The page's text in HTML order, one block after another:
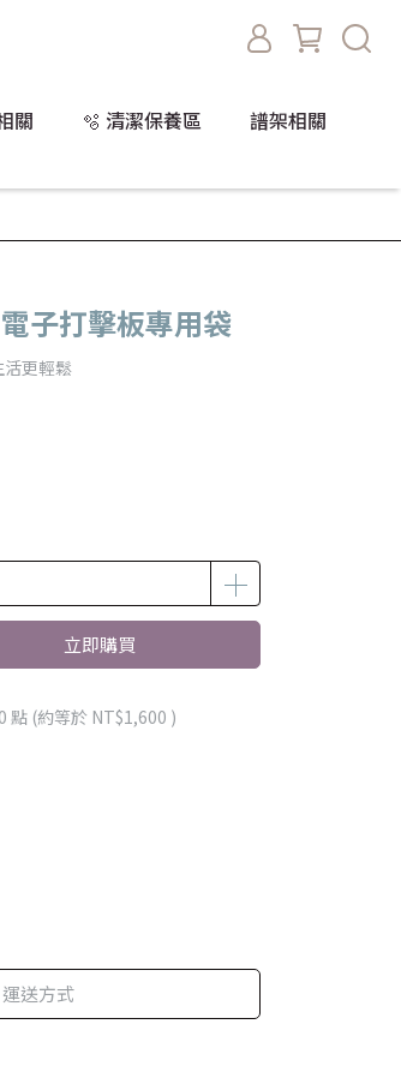
關 🫧 清潔保養區
譜架相關
子打擊板專用袋
更輕鬆
立即購買
點 (約等於 NT$1,600 )
運送方式